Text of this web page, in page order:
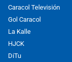
Caracol Televisión
Gol Caracol
La Kalle
HJCK
DiTu